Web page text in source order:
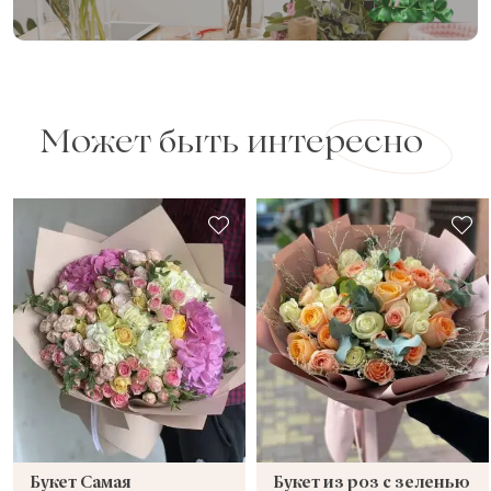
Может быть интересно
Букет Самая Букет из роз с зеленью